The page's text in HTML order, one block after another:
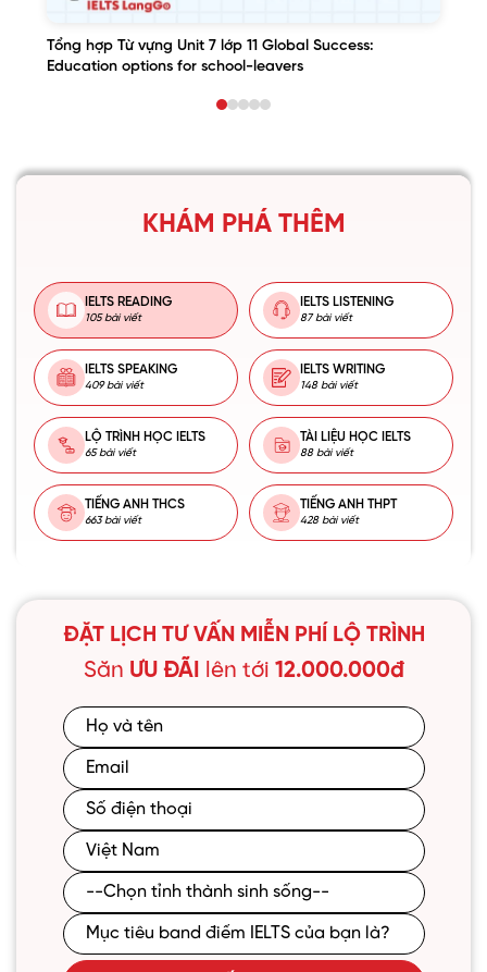
Tổng hợp Từ vựng Unit 7 lớp 11 Global Success:
Education options for school-leavers
KHÁM PHÁ THÊM
IELTS READING
105 bài viết
IELTS LISTENING
87 bài viết
IELTS SPEAKING
409 bài viết
IELTS WRITING
148 bài viết
LỘ TRÌNH HỌC IELTS
65 bài viết
TÀI LIỆU HỌC IELTS
88 bài viết
TIẾNG ANH THCS
663 bài viết
TIẾNG ANH THPT
428 bài viết
ĐẶT LỊCH TƯ VẤN MIỄN PHÍ LỘ TRÌNH
Săn ƯU ĐÃI lên tới 12.000.000đ